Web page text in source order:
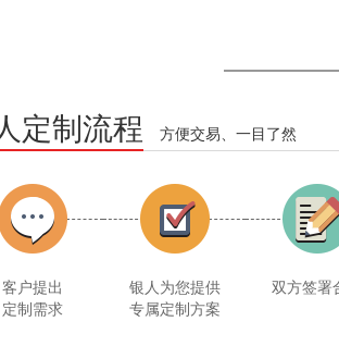
定制流程 方便交易、一目了然
客户提出
定制需求
银人为您提供
专属定制方案
双方签署